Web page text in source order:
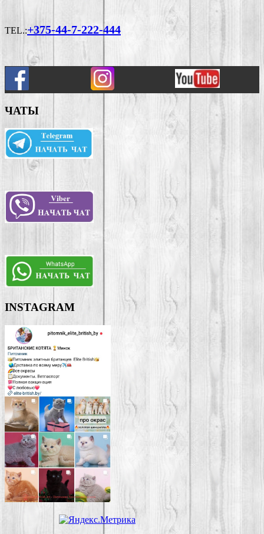
TEL.:+375-44-7-222-444
ЧАТЫ
INSTAGRAM